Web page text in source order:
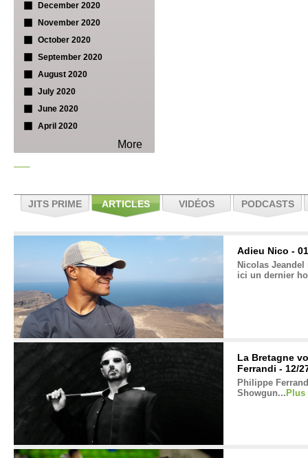
December 2020
November 2020
October 2020
September 2020
August 2020
July 2020
June 2020
April 2020
More
JITS PRIME ARTICLES VIDÉOS PODCASTS
Adieu Nico -
Nicolas
ici un dernier
La Bretagne
Ferrandi - 12/
Philippe
Showgun... Plus